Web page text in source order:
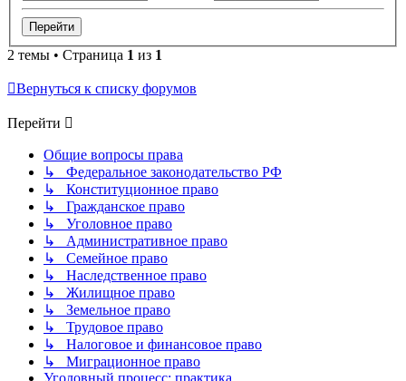
2 темы • Страница 1 из 1
Вернуться к списку форумов
Перейти
Общие вопросы права
↳ Федеральное законодательство РФ
↳ Конституционное право
↳ Гражданское право
↳ Уголовное право
↳ Административное право
↳ Семейное право
↳ Наследственное право
↳ Жилищное право
↳ Земельное право
↳ Трудовое право
↳ Налоговое и финансовое право
↳ Миграционное право
Уголовный процесс: практика